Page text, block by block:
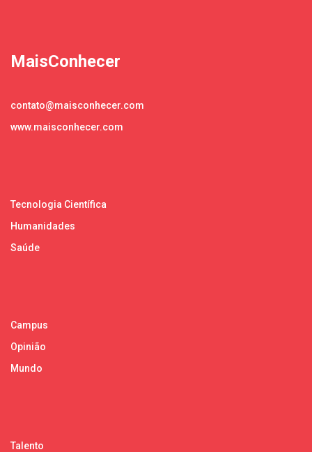
MaisConhecer
contato@maisconhecer.com
www.maisconhecer.com
Tecnologia Científica
Humanidades
Saúde
Campus
Opinião
Mundo
Talento